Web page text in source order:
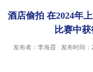
酒店偷拍 在2024年
比赛中
发布者：李海霞 发布时间